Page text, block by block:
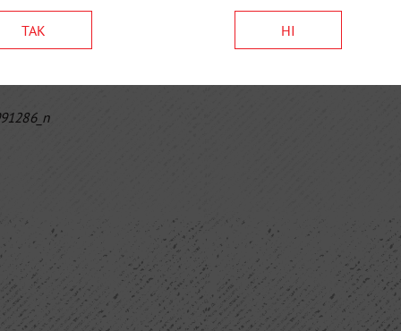
демонстрацією своєї мудрості більше, ніж
і чують – а більшість пивоварів відкриті до цього –
ТАК НІ